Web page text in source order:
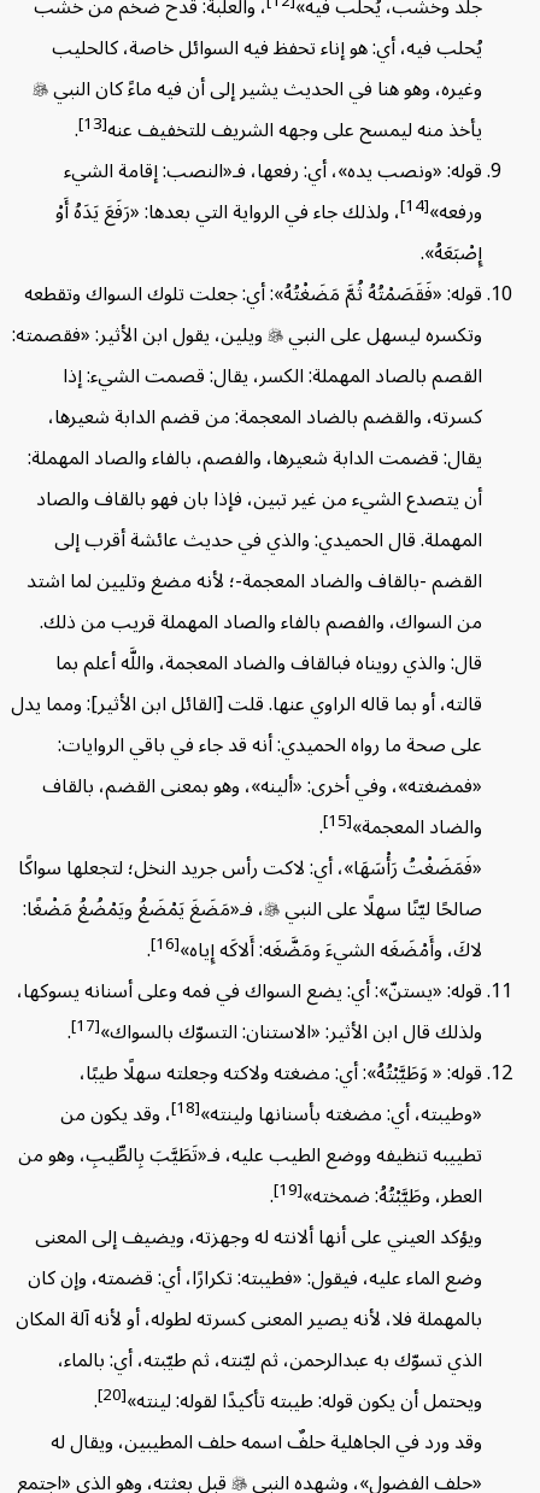
يُحلب فيه، أي: هو إناء تحفظ فيه السوائل خاصة، كالحليب
وغيره، وهو هنا في الحديث يشير إلى أن فيه ماءً كان النبي
يأخذ منه ليمسح على وجهه الشريف للتخفيف عنه[13]
.
قوله: «ونصب يده»، أي: رفعها، فـ«النصب: إقامة الشيء
ورفعه»[14]
، ولذلك جاء في الرواية التي بعدها: «رَفَعَ يَدَهُ أَوْ
إِصْبَعَهُ».
قوله: «فَقَصَمْتُهُ ثُمَّ مَضَغْتُهُ»: أي: جعلت تلوك السواك وتقطعه
وتكسره ليسهل على النبيويلين، يقول ابن الأثير: «فقصمته:
القصم بالصاد المهملة: الكسر، يقال: قصمت الشيء: إذا
كسرته، والقضم بالضاد المعجمة: من قضم الدابة شعيرها،
يقال: قضمت الدابة شعيرها، والفصم، بالفاء والصاد المهملة:
أن يتصدع الشيء من غير تبين، فإذا بان فهو بالقاف والصاد
المهملة. قال الحميدي: والذي في حديث عائشة أقرب إلى
القضم -بالقاف والضاد المعجمة-؛ لأنه مضغ وتليين لما اشتد
من السواك، والفصم بالفاء والصاد المهملة قريب من ذلك.
قال: والذي رويناه فبالقاف والضاد المعجمة، واللَّه أعلم بما
قالته، أو بما قاله الراوي عنها. قلت [القائل ابن الأثير]: ومما يدل
على صحة ما رواه الحميدي: أنه قد جاء في باقي الروايات:
«فمضغته»، وفي أخرى: «ألينه»، وهو بمعنى القضم، بالقاف
والضاد المعجمة»[15]
.
«فَمَضَغْتُ رَأْسَهَا»، أي: لاكت رأس جريد النخل؛ لتجعلها سواكًا
صالحًا ليّنًا سهلًا على النبي، فـ«مَضَغَ يَمْضَغُ ويَمْضُغُ مَضْغًا:
لاكَ، وأَمْضَغَه الشيءَ ومَضَّغَه: أَلاكَه إِياه»[16]
.
قوله: «يستنّ»: أي: يضع السواك في فمه وعلى أسنانه يسوكها،
ولذلك قال ابن الأثير: «الاستنان: التسوّك بالسواك»[17]
.
قوله: « وَطَيَّبْتُهُ»: أي: مضغته ولاكته وجعلته سهلًا طيبًا،
«وطيبته، أي: مضغته بأسنانها ولينته»[18]
، وقد يكون من
تطييبه تنظيفه ووضع الطيب عليه، فـ«تَطَيَّبَ بِالطِّيبِ، وهو من
العطر، وطَيَّبْتُهُ: ضمخته»[19]
.
ويؤكد العيني على أنها ألانته له وجهزته، ويضيف إلى المعنى
وضع الماء عليه، فيقول: «فطيبته: تكرارًا، أي: قضمته، وإن كان
بالمهملة فلا، لأنه يصير المعنى كسرته لطوله، أو لأنه آلة المكان
الذي تسوّك به عبدالرحمن، ثم ليّنته، ثم طيّبته، أي: بالماء،
ويحتمل أن يكون قوله: طيبته تأكيدًا لقوله: لينته»[20]
.
وقد ورد في الجاهلية حلفٌ اسمه حلف المطيبين، ويقال له
«حلف الفضول»، وشهده النبيقبل بعثته، وهو الذي «اجتمع